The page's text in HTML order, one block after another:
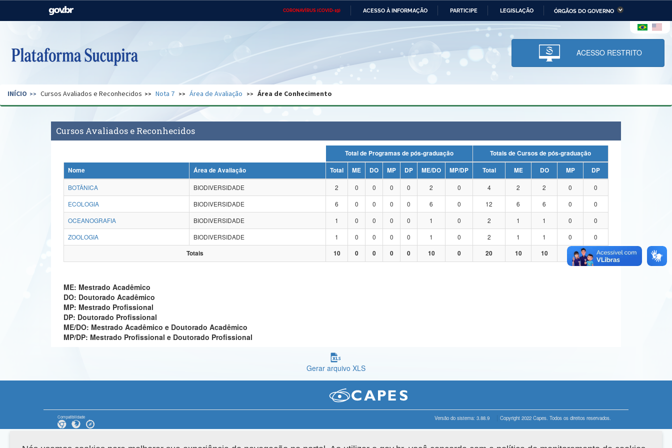
CORONAVÍRUS (COVID-19) ACESSO À INFORMAÇÃO PARTICIPE LEGISLAÇÃO ÓRGÃOS DO GOVERNO
Casa Civil Ministério das Relações Ministério da Economia Ministério da Infraestrutura
Pecuária e Abastecimento
Ministério da Ciência,
Tecnologia, Inovações e
Comunicações
Ministério do Desenvolvimento
Regional e dos Direitos Humanos
Secretaria de Governo Gabinete de Segurança Advocacia-Geral da União Banco Central do Brasil Planalto
ACESSO RESTRITO
INÍCIO Cursos Avaliados e Reconhecidos Nota 7 Área de Avaliação Área de Conhecimento
Cursos Avaliados e Reconhecidos
Total de Programas de pós-graduação
Totais de Cursos de pós-graduação
Nome
Área de Avaliação Total ME DO MP DP ME/DO MP/DP Total ME DO MP
DP
BOTÂNICA
BIODIVERSIDADE 2 0 0 0 0 2 0 4 2 2 0
0
ECOLOGIA
BIODIVERSIDADE 6 0 0 0 0 6 0 12 6 6 0
0
OCEANOGRAFIA
BIODIVERSIDADE 1 0 0 0 0 1 0 2 1 1 0
0
ZOOLOGIA
BIODIVERSIDADE 1 0 0 0 0 1 0 2 1 1 0
0
Totais
10 0 0 0 0 10 0 20 10 10 0
ME: Mestrado Acadêmico
DO: Doutorado Acadêmico
MP: Mestrado Profissional
DP: Doutorado Profissional
ME/DO: Mestrado Acadêmico e Doutorado Acadêmico
MP/DP: Mestrado Profissional e Doutorado Profissional
Gerar arquivo XLS
Compatibilidade Versão do sistema: 3.88.9 Copyright 2022 Capes. Todos os direitos reservados.